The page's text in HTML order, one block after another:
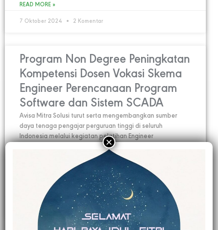
READ MORE »
7 Oktober 2024 2 Komentar
Program Non Degree Peningkatan
Kompetensi Dosen Vokasi Skema
Engineer Perencanaan Program
Software dan Sistem SCADA
Avisa Mitra Solusi turut serta mengembangkan sumber
daya tenaga pengajar perguruan tinggi di seluruh
Indonesia melalui kegiatan pelatihan Engineer
Perencanaan Program Software dan Sistem SCADA yang
diikuti oleh 16 peserta dari Batam, Manado, Padang,
Medan, Surabaya, Jakarta, dll. Pelatihan tersebut
dilaksanakan di Politeknik Negeri Bali,
READ MORE »
28 Februari 2024 70 Komentar
×